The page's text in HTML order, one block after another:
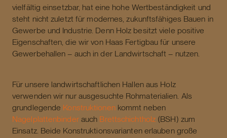
vielfältig einsetzbar, hat eine hohe Wertbeständigkeit und
steht nicht zuletzt für modernes, zukunftsfähiges Bauen in
Gewerbe und Industrie. Denn Holz besitzt viele positive
Eigenschaften, die wir von Haas Fertigbau für unsere
Gewerbehallen – auch in der Landwirtschaft – nutzen.
Für unsere landwirtschaftlichen Hallen aus Holz
verwenden wir nur ausgesuchte Rohmaterialien. Als
grundlegende Konstruktionenkommt neben
Nagelplattenbinderauch Brettschichtholz (BSH) zum
Einsatz. Beide Konstruktionsvarianten erlauben große